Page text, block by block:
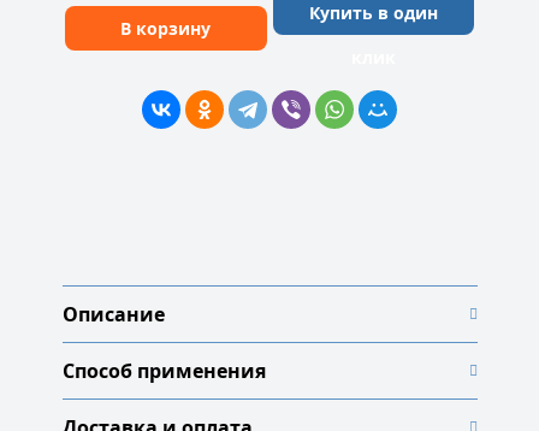
В корзину
Купить в один
Описание
Способ применения